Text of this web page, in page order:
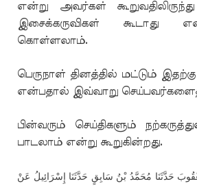
என்று அவர்கள்
இசைக்கருவிகள் கூடாது
கொள்ளலாம்.
பெருநாள் தினத்தில் மட்டும்
என்பதால் இவ்வாறு செய்பவர்களைத்
பின்வரும் செய்திகளும்
பாடலாம் என்று கூறுகின்றது.
حَدَّثَنَا مُحَمَّدُ بْنُ سَابِقٍ حَدَّثَنَا إِسْرَائِيلُ عَنْ